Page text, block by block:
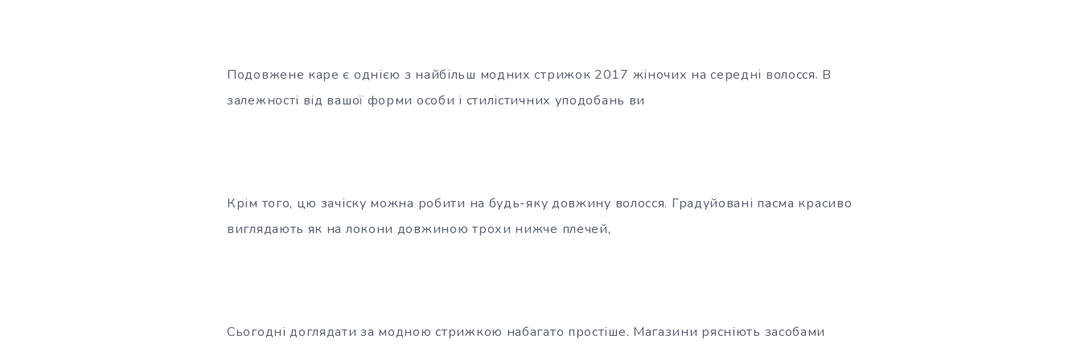
Подовжене каре є однією з найбільш модних стрижок 2017 жіночих на середні волосся. В
залежності від вашої форми особи і стилістичних уподобань ви
Крім того, цю зачіску можна робити на будь-яку довжину волосся. Градуйовані пасма красиво
виглядають як на локони довжиною трохи нижче плечей,
Сьогодні доглядати за модною стрижкою набагато простіше. Магазини рясніють засобами